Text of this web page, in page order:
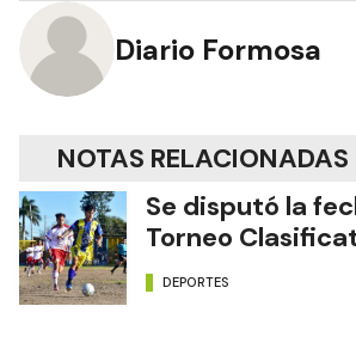
Diario Formosa
NOTAS RELACIONADAS
Se disputó la
Torneo
DEPORTES